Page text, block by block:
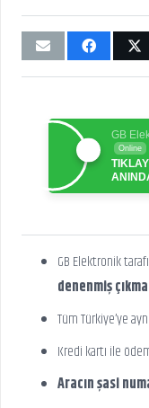
GB
Online
GB Elektronik
denenmiş çıkma
Tüm Türkiye’ye
Kredi kartı ile
Aracın şasi